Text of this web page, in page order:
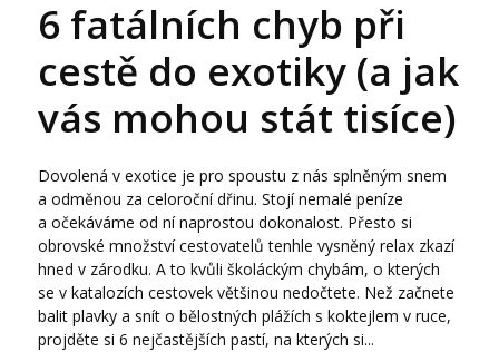
6 fatálních chyb při
cestě do exotiky (a jak
vás mohou stát tisíce)
Dovolená v exotice je pro spoustu z nás splněným snem
a odměnou za celoroční dřinu. Stojí nemalé peníze
a očekáváme od ní naprostou dokonalost. Přesto si
obrovské množství cestovatelů tenhle vysněný relax zkazí
hned v zárodku. A to kvůli školáckým chybám, o kterých
se v katalozích cestovek většinou nedočtete. Než začnete
balit plavky a snít o bělostných plážích s koktejlem v ruce,
projděte si 6 nejčastějších pastí, na kterých si...